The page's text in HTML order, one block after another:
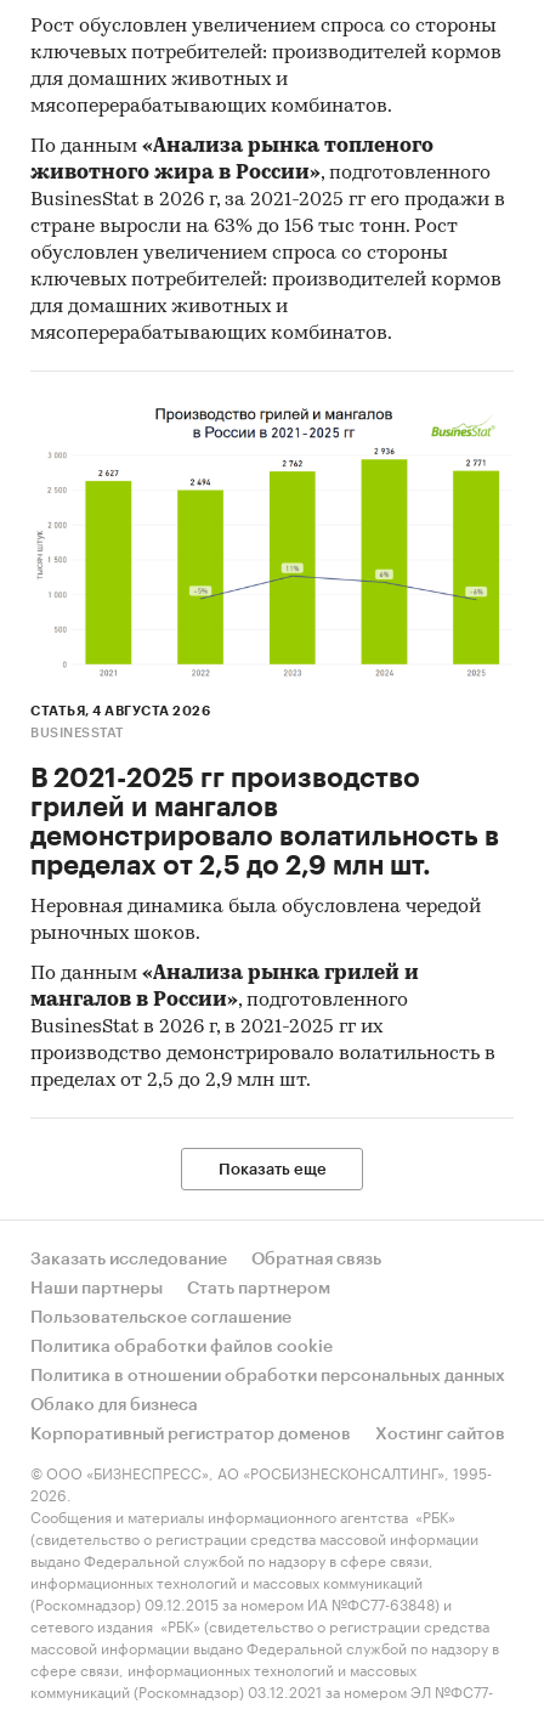
Рост обусловлен увеличением спроса со стороны
ключевых потребителей: производителей кормов
для домашних животных и
мясоперерабатывающих комбинатов.
По данным «Анализа рынка топленого
животного жира в России», подготовленного
BusinesStat в 2026 г, за 2021-2025 гг его продажи в
стране выросли на 63% до 156 тыс тонн. Рост
обусловлен увеличением спроса со стороны
ключевых потребителей: производителей кормов
для домашних животных и
мясоперерабатывающих комбинатов.
СТАТЬЯ, 4 АВГУСТА 2026
BUSINESSTAT
В 2021-2025 гг производство
грилей и мангалов
демонстрировало волатильность в
пределах от 2,5 до 2,9 млн шт.
Неровная динамика была обусловлена чередой
рыночных шоков.
По данным «Анализа рынка грилей и
мангалов в России», подготовленного
BusinesStat в 2026 г, в 2021-2025 гг их
производство демонстрировало волатильность в
пределах от 2,5 до 2,9 млн шт.
Показать еще
Заказать исследование
Обратная связь
Наши партнеры
Стать партнером
Пользовательское соглашение
Политика обработки файлов cookie
Политика в отношении обработки персональных данных
Облако для бизнеса
Корпоративный регистратор доменов
Хостинг сайтов
© ООО «БИЗНЕСПРЕСС», АО «РОСБИЗНЕСКОНСАЛТИНГ», 1995-
2026.
Сообщения и материалы информационного агентства «РБК»
(свидетельство о регистрации средства массовой информации
выдано Федеральной службой по надзору в сфере связи,
информационных технологий и массовых коммуникаций
(Роскомнадзор) 09.12.2015 за номером ИА №ФС77-63848) и
сетевого издания «РБК» (свидетельство о регистрации средства
массовой информации выдано Федеральной службой по надзору в
сфере связи, информационных технологий и массовых
коммуникаций (Роскомнадзор) 03.12.2021 за номером ЭЛ №ФС77-